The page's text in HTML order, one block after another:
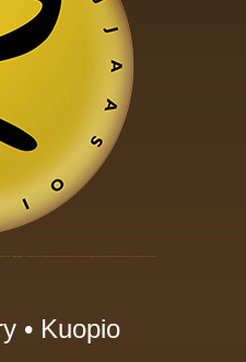
• Kuopio